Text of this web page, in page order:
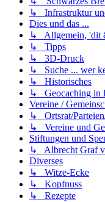
↳ Infrastruktur
Dies und das ...
↳ Allgemein, 'dit
↳ Tipps
↳ 3D-Druck
↳ Suche ... wer
↳ Historisches
↳ Geocaching in
Vereine /
↳ Ortsrat/
↳ Vereine und
Stiftungen und
↳ Albrecht Graf
Diverses
↳ Witze-Ecke
↳ Kopfnuss
↳ Rezepte